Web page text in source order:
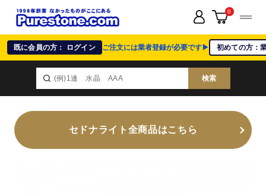
既に会員の方： ログイン ご注文には業者登録が必要です▶ 初めての方：
検索
0
セドナライト全商品はこちら